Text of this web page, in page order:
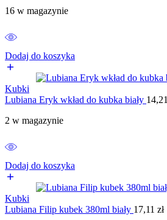
16 w magazynie
Dodaj do koszyka
Kubki
Lubiana Eryk wkład do kubka biały 14,21
2 w magazynie
Dodaj do koszyka
Kubki
Lubiana Filip kubek 380ml biały 17,11 zł